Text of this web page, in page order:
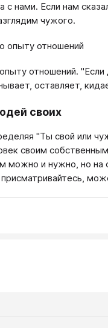
нами. Если нам
чужого.
опыту отношений
отношений. "Если
оставляет,
своих
"Ты свой или
своим
можно и нужно, но на